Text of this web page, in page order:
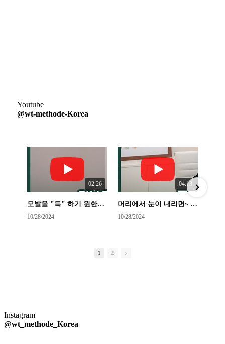
Youtube
@wt-methode-Korea
02:26
모발을 "득" 하기 원한다면! 왜 WT메소드 여야 하는가??!!
10/28/2024
04:13
머리에서 눈이 내리면~ 싸래기 눈인지 함박눈인지 체크!!!
10/28/2024
1 2
Instagram
@wt_methode_Korea